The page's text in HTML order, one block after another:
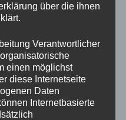
– Das grüne
über die ihnen
Verantwortlicher
einen möglichst
diese Internetseite
Daten
Internetbasierte